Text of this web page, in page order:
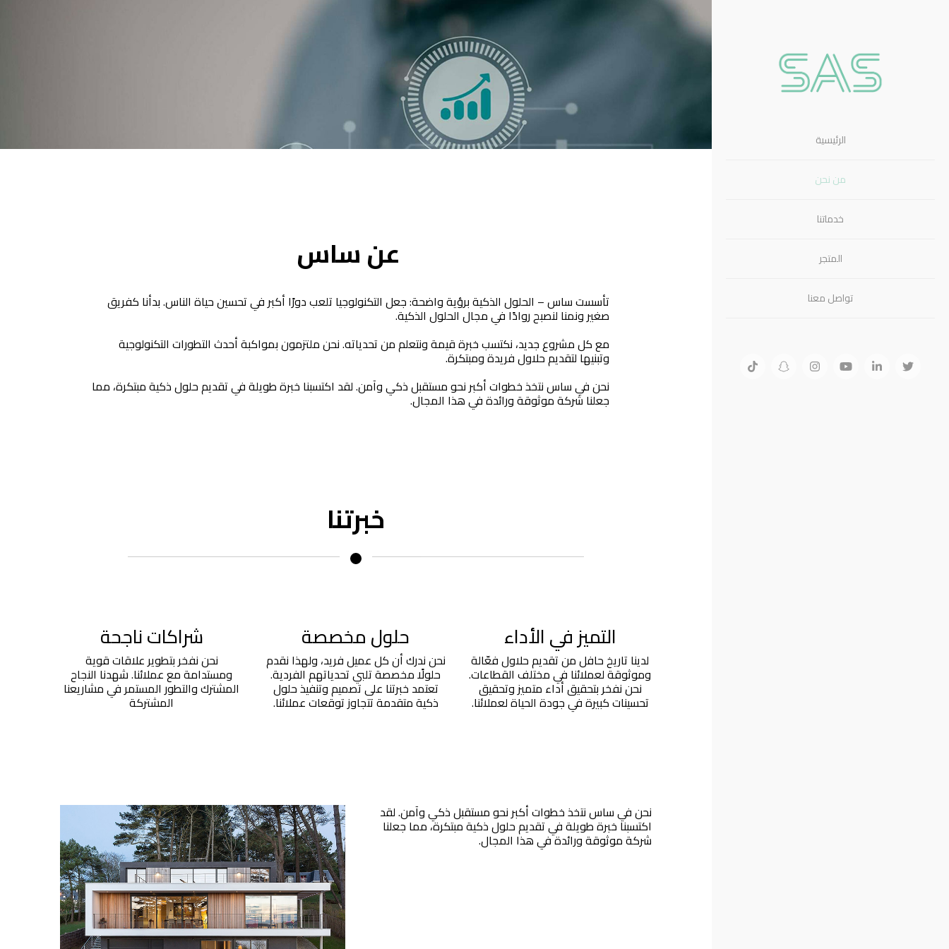
الرئيسية
من نحن
خدماتنا
المتجر
تواصل معنا
عن ساس
تأسست ساس – الحلول الذكية برؤية واضحة: جعل التكنولوجيا تلعب دورًا أكبر في تحسين حياة الناس. بدأنا كفريق
صغير ونمنا لنصبح روادًا في مجال الحلول الذكية.
مع كل مشروع جديد، نكتسب خبرة قيمة ونتعلم من تحدياته. نحن ملتزمون بمواكبة أحدث التطورات التكنولوجية
وتبنيها لتقديم حلاول فريدة ومبتكرة.
نحن في ساس نتخذ خطوات أكبر نحو مستقبل ذكي وآمن. لقد اكتسبنا خبرة طويلة في تقديم حلول ذكية مبتكرة، مما
جعلنا شركة موثوقة ورائدة في هذا المجال.
خبرتنا
شراكات ناجحة
نحن نفخر بتطوير علاقات قوية
ومستدامة مع عملائنا. شهدنا النجاح
المشترك والتطور المستمر في مشاريعنا
المشتركة
حلول مخصصة
نحن ندرك أن كل عميل فريد، ولهذا نقدم
حلولًا مخصصة تلبي تحدياتهم الفردية.
تعتمد خبرتنا على تصميم وتنفيذ حلول
ذكية متقدمة تتجاوز توقعات عملائنا.
التميز في الأداء
لدينا تاريخ حافل من تقديم حلاول فعّالة
وموثوقة لعملائنا في مختلف القطاعات.
نحن نفخر بتحقيق أداء متميز وتحقيق
تحسينات كبيرة في جودة الحياة لعملائنا.
نحن في ساس نتخذ خطوات أكبر نحو مستقبل ذكي وآمن. لقد
اكتسبنا خبرة طويلة في تقديم حلول ذكية مبتكرة، مما جعلنا
شركة موثوقة ورائدة في هذا المجال.